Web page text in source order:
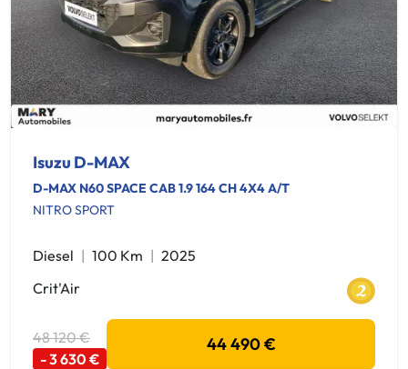
Isuzu D-MAX
D-MAX N60 SPACE CAB 1.9 164 CH 4X4 A/T
NITRO SPORT
Diesel 100 Km
2025
Crit'Air
48 120 €
- 3 630 €
44 490 €